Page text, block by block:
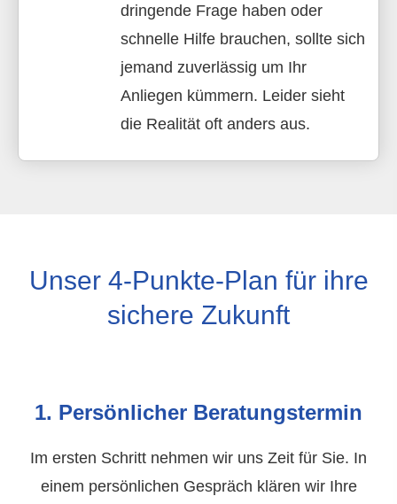
dringende Frage haben oder
schnelle Hilfe brauchen, sollte sich
jemand zuverlässig um Ihr
Anliegen kümmern. Leider sieht
die Realität oft anders aus.
Unser 4-Punkte-Plan für ihre
sichere Zukunft
1. Persönlicher Beratungstermin
Im ersten Schritt nehmen wir uns Zeit für Sie. In
einem persönlichen Gespräch klären wir Ihre